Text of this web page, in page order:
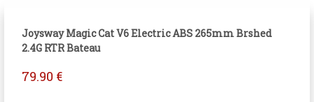
Joysway Magic Cat V6 Electric ABS 265mm Brshed
2.4G RTR Bateau
79.90 €